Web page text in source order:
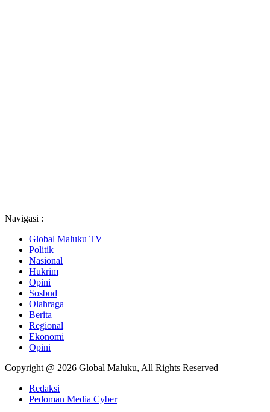
Navigasi :
Global Maluku TV
Politik
Nasional
Hukrim
Opini
Sosbud
Olahraga
Berita
Regional
Ekonomi
Opini
Copyright @ 2026 Global Maluku, All Rights Reserved
Redaksi
Pedoman Media Cyber